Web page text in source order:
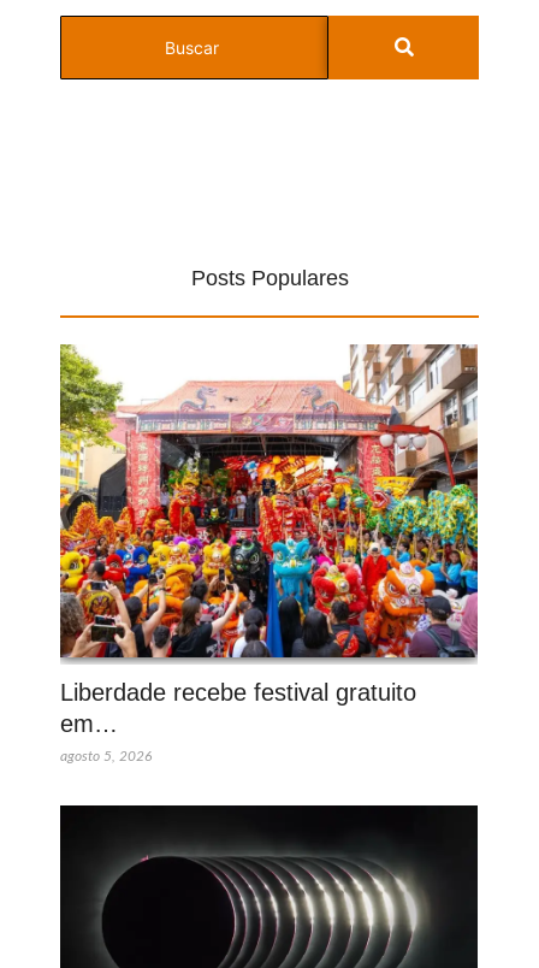
Posts Populares
Liberdade recebe festival gratuito
em…
agosto 5, 2026